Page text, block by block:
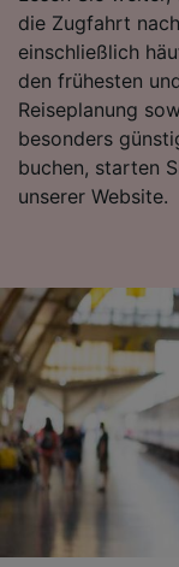
die Zugfahrt
einschließlich
den frühesten
Reiseplanung
besonders
buchen, starten
unserer Website.
Wir und
Folgendes
Verwendung
aktiv
Angeboten.
Liste der